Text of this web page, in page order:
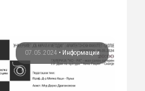
07.05.2024 • Информации